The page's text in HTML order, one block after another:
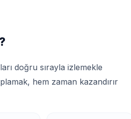
doğru sırayla izlemekle
hem zaman kazandırır